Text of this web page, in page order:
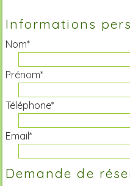
Informations
Nom*
Prénom*
Téléphone*
Email*
Demande de